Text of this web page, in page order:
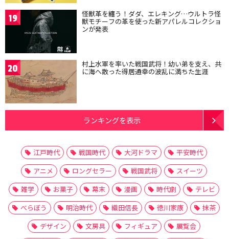
19 怪獣革を纏う！ダダ、エレキング…ウルトラ怪
獣モチーフの革を使った新アパレルコレクショ
ンが発表
20 村上水軍を率いた戦国武将！幼い弟を支え、共
に海へ散った得居通幸の波乱に満ちた生涯
ランキングを表示
江戸時代 戦国時代 大河ドラマ
平安時代
アニメ
ロングセラー 戦国武将
スイーツ
雑学
お菓子 幕末 漫画 時代劇
テレビ
べらぼう
明治時代 織田信長 徳川家康
抹茶
デザイン
文房具 フィギュア
展覧会